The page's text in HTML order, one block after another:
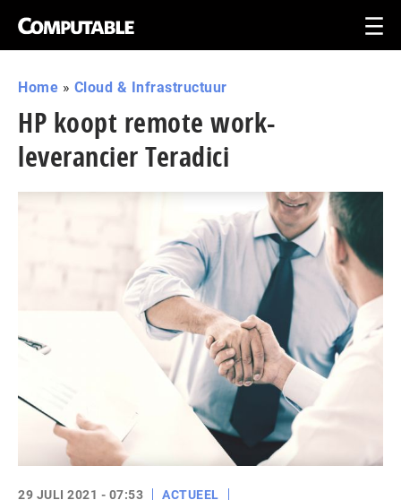
Home » Cloud & Infrastructuur
HP koopt remote work-
leverancier Teradici
29 JULI 2021 - 07:53
ACTUEEL